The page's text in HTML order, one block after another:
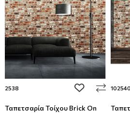
2538 add to wishlist
Ταπετσαρία Τοίχου Brick On
102540